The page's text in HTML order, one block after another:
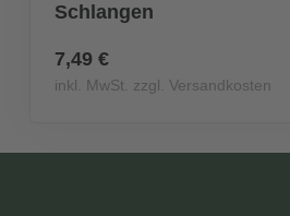
Schlangen
7,49 €
inkl. MwSt. zzgl. Versandkosten